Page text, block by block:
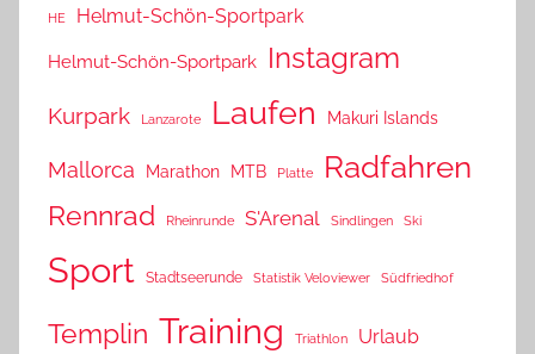
HE Helmut-Schön-Sportpark
Helmut-Schön-Sportpark Instagram
Kurpark Lanzarote Laufen Makuri Islands
Mallorca Marathon MTB Platte Radfahren
Rennrad Rheinrunde S'Arenal Sindlingen Ski
Sport Stadtseerunde Statistik Veloviewer Südfriedhof
Templin Training Triathlon Urlaub